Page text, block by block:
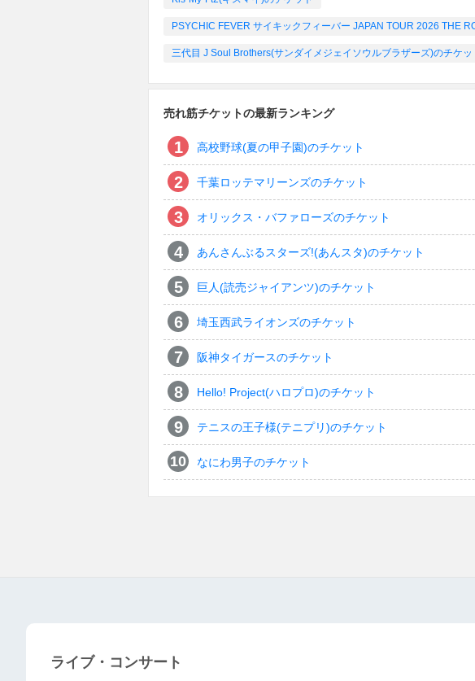
PSYCHIC FEVER サイキックフィーバー JAPAN TOUR 2026 THE
三代目 J Soul Brothers(サンダイメジェイソウルブラザーズ)のチケッ
売れ筋チケットの最新ランキング
高校野球(夏の甲子園)のチケット
千葉ロッテマリーンズのチケット
オリックス・バファローズのチケット
あんさんぶるスターズ!(あんスタ)のチケット
巨人(読売ジャイアンツ)のチケット
埼玉西武ライオンズのチケット
阪神タイガースのチケット
Hello! Project(ハロプロ)のチケット
テニスの王子様(テニプリ)のチケット
なにわ男子のチケット
ライブ・コンサート